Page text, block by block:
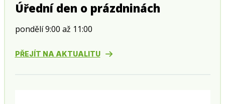
Úřední den o prázdninách
pondělí 9:00 až 11:00
PŘEJÍT NA AKTUALITU